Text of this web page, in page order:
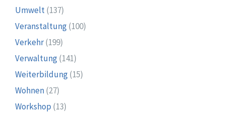
Umwelt(137)
Veranstaltung(100)
Verkehr(199)
Verwaltung(141)
Weiterbildung(15)
Wohnen(27)
Workshop (13)